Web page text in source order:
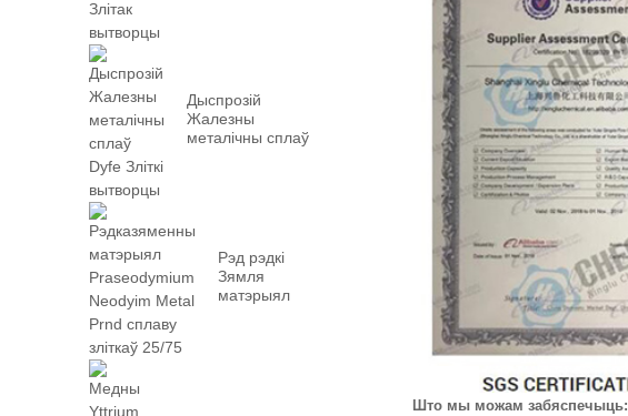
Дыспрозій
Жалезны
металічны сплаў
Рэд рэдкі
Зямля
матэрыял
Што мы можам забяспечыць: